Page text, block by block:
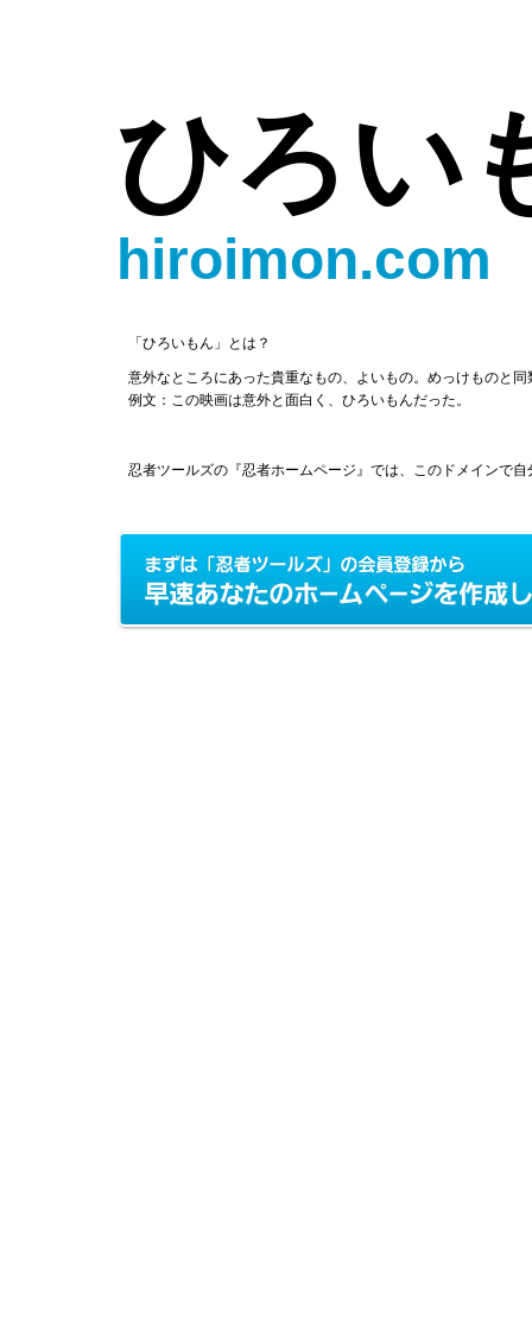
ひろい
hiroimon.com
「ひろいもん」とは？
意外なところにあった貴重なもの、よいもの。めっけものと同
例文：この映画は意外と面白く、ひろいもんだった。
忍者ツールズの『忍者ホームページ』では、このドメインで